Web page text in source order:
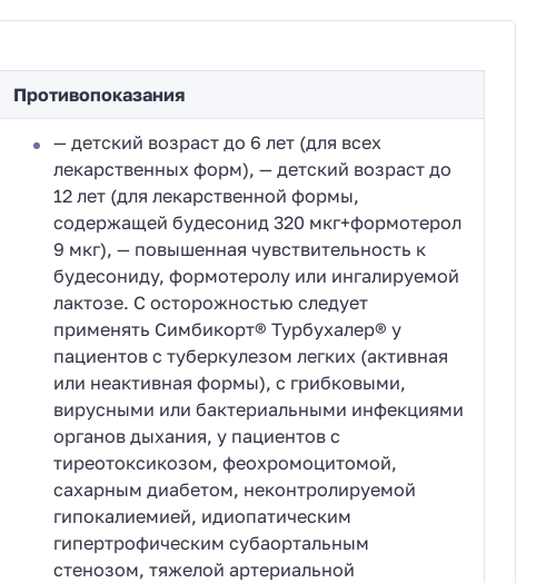
Противопоказания
— детский возраст до 6 лет (для всех
лекарственных форм), — детский возраст до
12 лет (для лекарственной формы,
содержащей будесонид 320 мкг+формотерол
9 мкг), — повышенная чувствительность к
будесониду, формотеролу или ингалируемой
лактозе. С осторожностью следует
применять Симбикорт® Турбухалер® у
пациентов с туберкулезом легких (активная
или неактивная формы), с грибковыми,
вирусными или бактериальными инфекциями
органов дыхания, у пациентов с
тиреотоксикозом, феохромоцитомой,
сахарным диабетом, неконтролируемой
гипокалиемией, идиопатическим
гипертрофическим субаортальным
стенозом, тяжелой артериальной